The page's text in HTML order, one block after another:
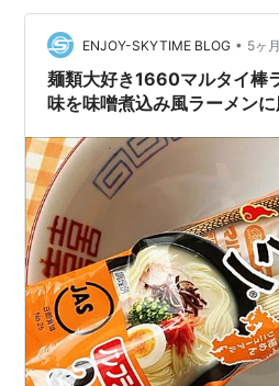
は別容器で戻しておきます。 け
ENJOY-SKYTIME BLOG • 5ヶ
麺類大好き1660マルタイ棒
味を味噌煮込み風ラーメンに